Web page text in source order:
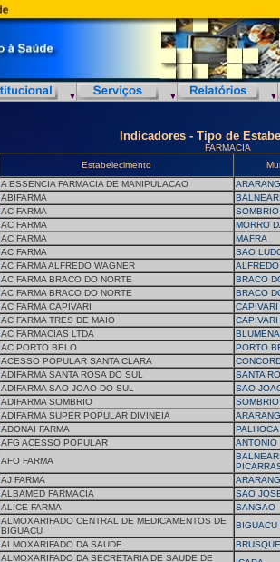
Indicadores - Tipo de
FARMACIA
Estabelecimento
A ESSENCIA FARMACIA DE MANIPULACAO
ABIFARMA
AC FARMA
SOMBRIO
AC FARMA
MORRO
AC FARMA
MAFRA
AC FARMA
SAO
AC FARMA ALFREDO WAGNER
AC FARMA BRACO DO NORTE
BRACO
AC FARMA BRACO DO NORTE
BRACO
AC FARMA CAPIVARI
AC FARMA TRES DE MAIO
AC FARMACIAS LTDA
AC PORTO BELO
PORTO
ACESSO POPULAR SANTA CLARA
ADIFARMA SANTA ROSA DO SUL
SANTA
ADIFARMA SAO JOAO DO SUL
SAO
ADIFARMA SOMBRIO
SOMBRIO
ADIFARMA SUPER POPULAR DIVINEIA
ADONAI FARMA
PALHOCA
AFG ACESSO POPULAR
ANTONIO
AFO FARMA
AJ FARMA
ALBAMED FARMACIA
SAO
ALICE FARMA
SANGAO
ALMOXARIFADO CENTRAL DE MEDICAMENTOS DE
BIGUACU
BIGUACU
ALMOXARIFADO DA SAUDE
BRUSQUE
ALMOXARIFADO DA SECRETARIA DE SAUDE DE